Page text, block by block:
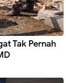
Tak Pernah